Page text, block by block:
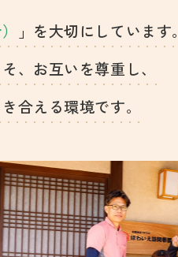
」を大切にしています。
、お互いを尊重し、
合える環境です。